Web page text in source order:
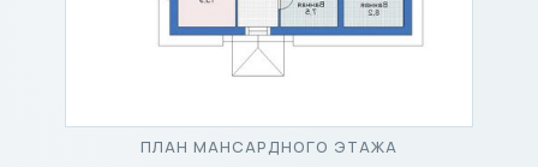
ПЛАН МАНСАРДНОГО ЭТАЖА